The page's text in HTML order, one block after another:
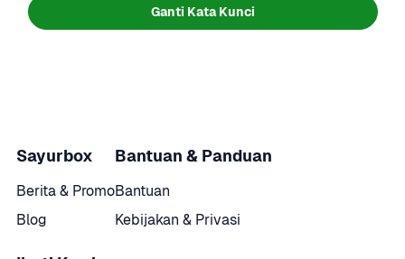
Ganti Kata Kunci
Sayurbox
Berita & Promo
Blog
Bantuan & Panduan
Bantuan
Kebijakan & Privasi